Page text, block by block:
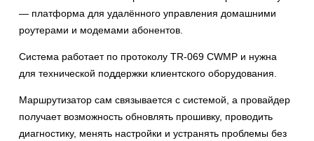
— платформа для удалённого управления домашними
роутерами и модемами абонентов.
Система работает по протоколу TR-069 CWMP и нужна
для технической поддержки клиентского оборудования.
Маршрутизатор сам связывается с системой, а провайдер
получает возможность обновлять прошивку, проводить
диагностику, менять настройки и устранять проблемы без